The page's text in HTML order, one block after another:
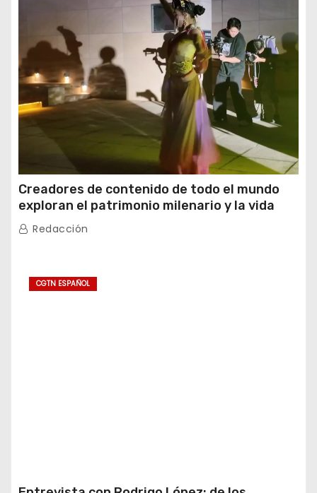
Creadores de contenido de todo el mundo
exploran el patrimonio milenario y la vida
moderna de Xinjiang
Redacción
CGTN ESPAÑOL